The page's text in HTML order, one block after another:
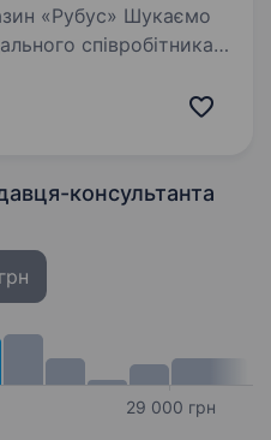
«Рубус» Шукаємо
співробітника
консультанта
29 000 грн